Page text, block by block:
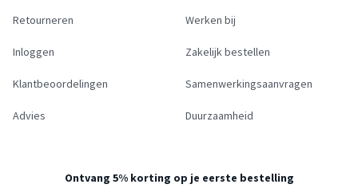
Retourneren
Inloggen
Klantbeoordelingen
Advies
Werken bij
Zakelijk bestellen
Samenwerkingsaanvragen
Duurzaamheid
Ontvang 5% korting op je eerste bestelling